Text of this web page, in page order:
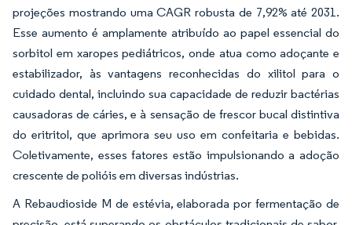
projeções mostrando uma CAGR robusta de 7,92% até 2031.
Esse aumento é amplamente atribuído ao papel essencial do
sorbitol em xaropes pediátricos, onde atua como adoçante e
estabilizador, às vantagens reconhecidas do xilitol para o
cuidado dental, incluindo sua capacidade de reduzir bactérias
causadoras de cáries, e à sensação de frescor bucal distintiva
do eritritol, que aprimora seu uso em confeitaria e bebidas.
Coletivamente, esses fatores estão impulsionando a adoção
crescente de polióis em diversas indústrias.
A Rebaudioside M de estévia, elaborada por fermentação de